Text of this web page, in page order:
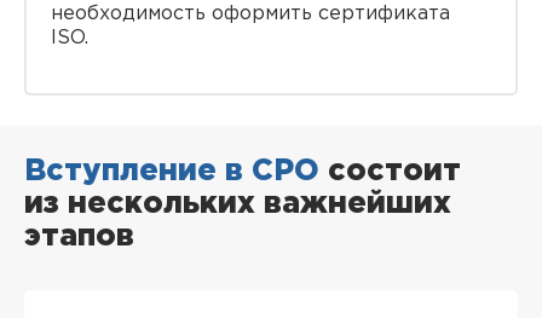
необходимость оформить сертификата
ISO.
Вступление в СРО состоит
из нескольких важнейших
этапов